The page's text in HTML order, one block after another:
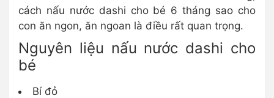
cách nấu nước dashi cho bé 6 tháng sao cho
con ăn ngon, ăn ngoan là điều rất quan trọng.
Nguyên liệu nấu nước dashi cho
bé
Bí đỏ